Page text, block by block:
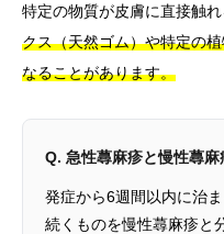
特定の物質が皮膚に直接触
クス（天然ゴム）や特定の
なることがあります。
Q. 急性蕁麻疹と慢性蕁麻
発症から6週間以内に治
続くものを慢性蕁麻疹と